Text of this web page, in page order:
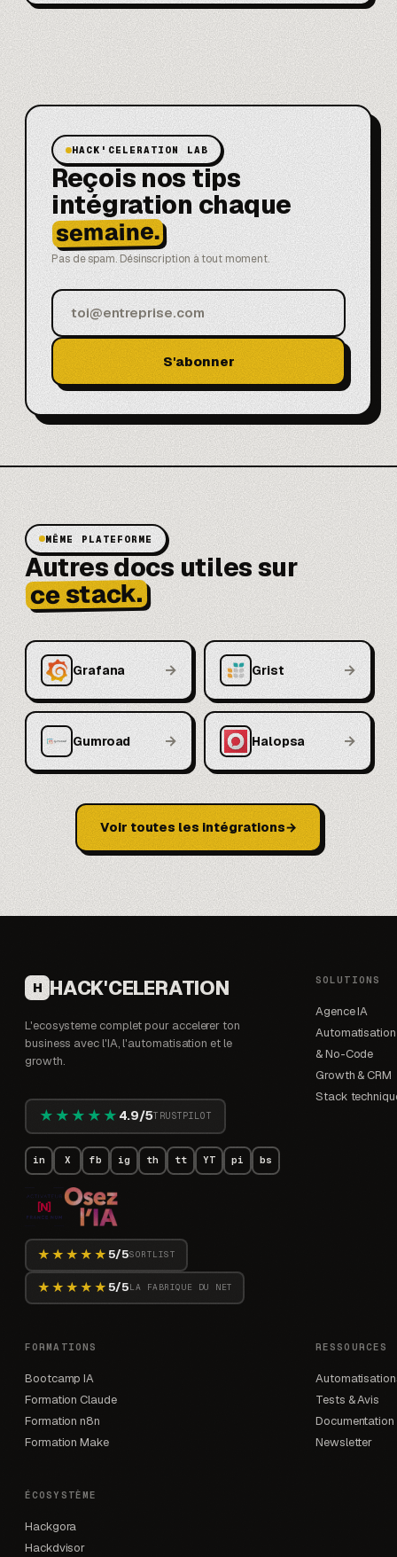
HACK'CELERATION LAB
Reçois nos tips
intégration chaque
semaine.
Pas de spam. Désinscription à tout moment.
S'abonner
MÊME PLATEFORME
Autres docs utiles sur
ce stack.
Grafana → Grist →
Gumroad → Halopsa →
Voir toutes les intégrations
H HACK'CELERATION
L'ecosysteme complet pour accelerer ton
business avec l'IA, l'automatisation et le
growth.
★★★★★ 4.9/5TRUSTPILOT
in X fb ig th tt YT pi bs
★★★★★ 5/5SORTLIST
★★★★★ 5/5LA FABRIQUE DU NET
SOLUTIONS
Agence IA
Automatisation
& No-Code
Growth & CRM
Stack
FORMATIONS
Bootcamp IA
Formation Claude
Formation n8n
Formation Make
RESSOURCES
Tests & Avis
Documentation
Newsletter
ÉCOSYSTÈME
Hackgora
Hackdvisor